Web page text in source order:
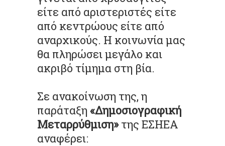
είτε από αριστεριστές είτε
από κεντρώους είτε από
αναρχικούς. Η κοινωνία μας
θα πληρώσει μεγάλο και
ακριβό τίμημα στη βία.
Σε ανακοίνωση της, η
παράταξη «Δημοσιογραφική
Μεταρρύθμιση»της ΕΣΗΕΑ
αναφέρει: